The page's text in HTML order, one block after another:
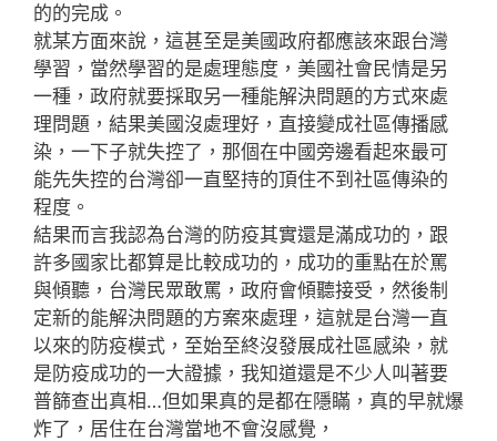
的的完成。
就某方面來說，這甚至是美國政府都應該來跟台灣
學習，當然學習的是處理態度，美國社會民情是另
一種，政府就要採取另一種能解決問題的方式來處
理問題，結果美國沒處理好，直接變成社區傳播感
染，一下子就失控了，那個在中國旁邊看起來最可
能先失控的台灣卻一直堅持的頂住不到社區傳染的
程度。
結果而言我認為台灣的防疫其實還是滿成功的，跟
許多國家比都算是比較成功的，成功的重點在於罵
與傾聽，台灣民眾敢罵，政府會傾聽接受，然後制
定新的能解決問題的方案來處理，這就是台灣一直
以來的防疫模式，至始至終沒發展成社區感染，就
是防疫成功的一大證據，我知道還是不少人叫著要
普篩查出真相…但如果真的是都在隱瞞，真的早就爆
炸了，居住在台灣當地不會沒感覺，